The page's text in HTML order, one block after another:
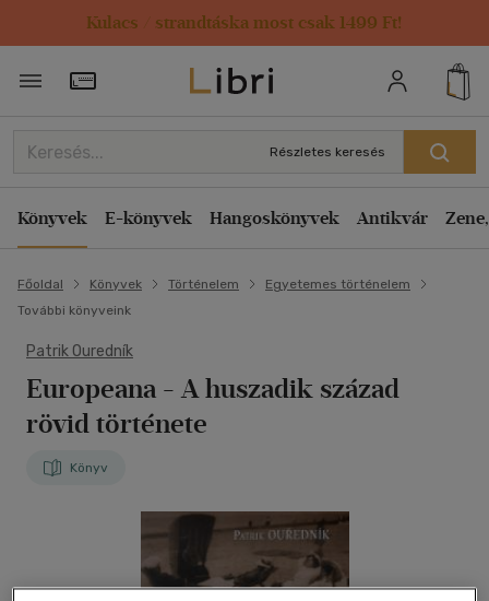
Kulacs / strandtáska most csak 1499 Ft!
Törzsvásárlói Kártya adatai
Részletes keresés
Könyvek E-könyvek Hangoskönyvek Antikvár
Főoldal Könyvek Történelem
Egyetemes történelem
További könyveink
Patrik Ouredník
Europeana - A huszadik század
rövid története
Könyv